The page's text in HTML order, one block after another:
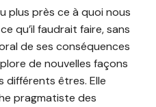
plus près ce à quoi nous
qu’il faudrait faire, sans
de ses conséquences
de nouvelles façons
différents êtres. Elle
pragmatiste des